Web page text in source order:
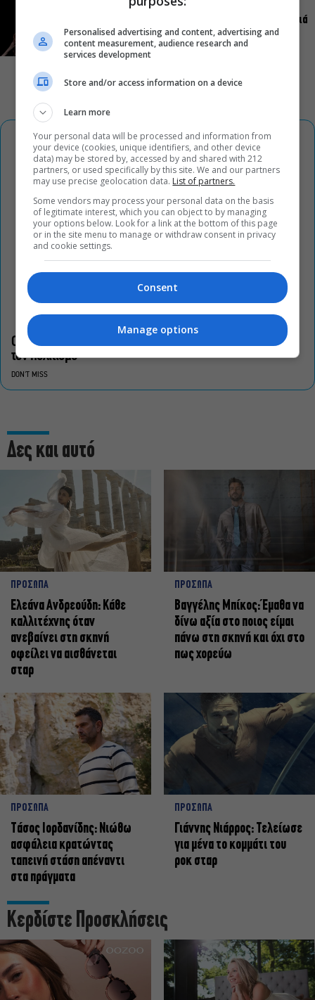
Ρωγμές: Η σόλο χοροθεατρική περφόρμανς της
Χριστίνας Κυριαζίδη στο Δημοτικό Θέατρο Πειραιά
Οι «Τρωάδες» στην Επίδαυρο αλλάζουν την αντίληψη για
τον πολιτισμό
DON'T MISS
Δες και αυτό
ΠΡΟΣΩΠΑ
Ελεάνα Ανδρεούδη: Κάθε
καλλιτέχνης όταν
ανεβαίνει στη σκηνή
οφείλει να αισθάνεται
σταρ
ΠΡΟΣΩΠΑ
Βαγγέλης Μπίκος: Έμαθα να
δίνω αξία στο ποιος είμαι
πάνω στη σκηνή και όχι στο
πως χορεύω
ΠΡΟΣΩΠΑ
Tάσος Ιορδανίδης: Νιώθω
ασφάλεια κρατώντας
ταπεινή στάση απέναντι
στα πράγματα
ΠΡΟΣΩΠΑ
Γιάννης Νιάρρος: Τελείωσε
για μένα το κομμάτι του
ροκ σταρ
Κερδίστε Προσκλήσεις
Personalised advertising and content, advertising and
content measurement, audience research and
services development
Store and/or access information on a device
Learn more
Your personal data will be processed and information from
your device (cookies, unique identifiers, and other device
data) may be stored by, accessed by and shared with 212
partners, or used specifically by this site. We and our partners
may use precise geolocation data. List of partners.
Some vendors may process your personal data on the basis
of legitimate interest, which you can object to by managing
your options below. Look for a link at the bottom of this page
or in the site menu to manage or withdraw consent in privacy
and cookie settings.
Consent
Manage options